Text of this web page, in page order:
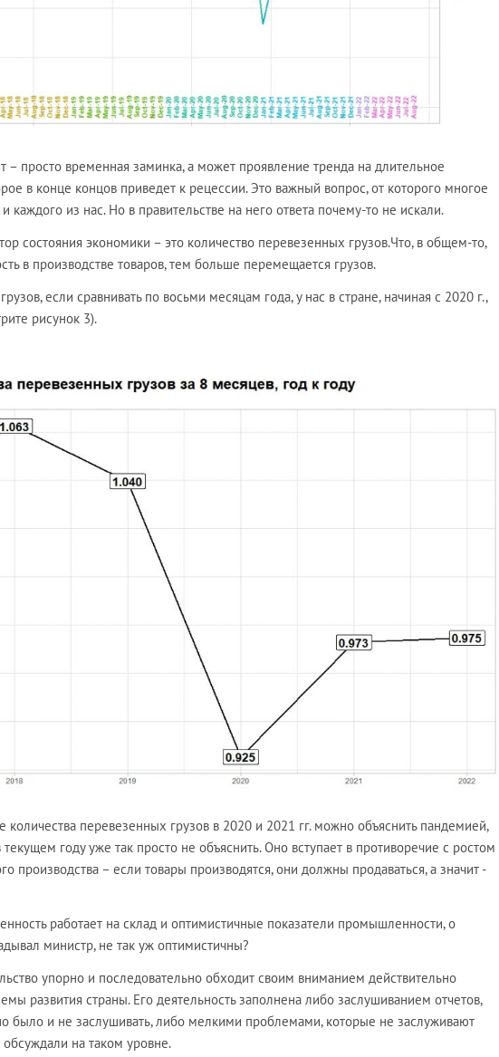
– просто временная заминка, а может проявление тренда на длительное
в конце концов приведет к рецессии. Это важный вопрос, от которого многое
каждого из нас. Но в правительстве на него ответа почему-то не искали.
состояния экономики – это количество перевезенных грузов.Что, в общем-то,
в производстве товаров, тем больше перемещается грузов.
если сравнивать по восьми месяцам года, у нас в стране, начиная с 2020 г.,
рисунок 3).
количества перевезенных грузов в 2020 и 2021 гг. можно объяснить пандемией,
году уже так просто не объяснить. Оно вступает в противоречие с ростом
производства – если товары производятся, они должны продаваться, а значит -
работает на склад и оптимистичные показатели промышленности, о
министр, не так уж оптимистичны?
упорно и последовательно обходит своим вниманием действительно
развития страны. Его деятельность заполнена либо заслушиванием отчетов,
было и не заслушивать, либо мелкими проблемами, которые не заслуживают
обсуждали на таком уровне.